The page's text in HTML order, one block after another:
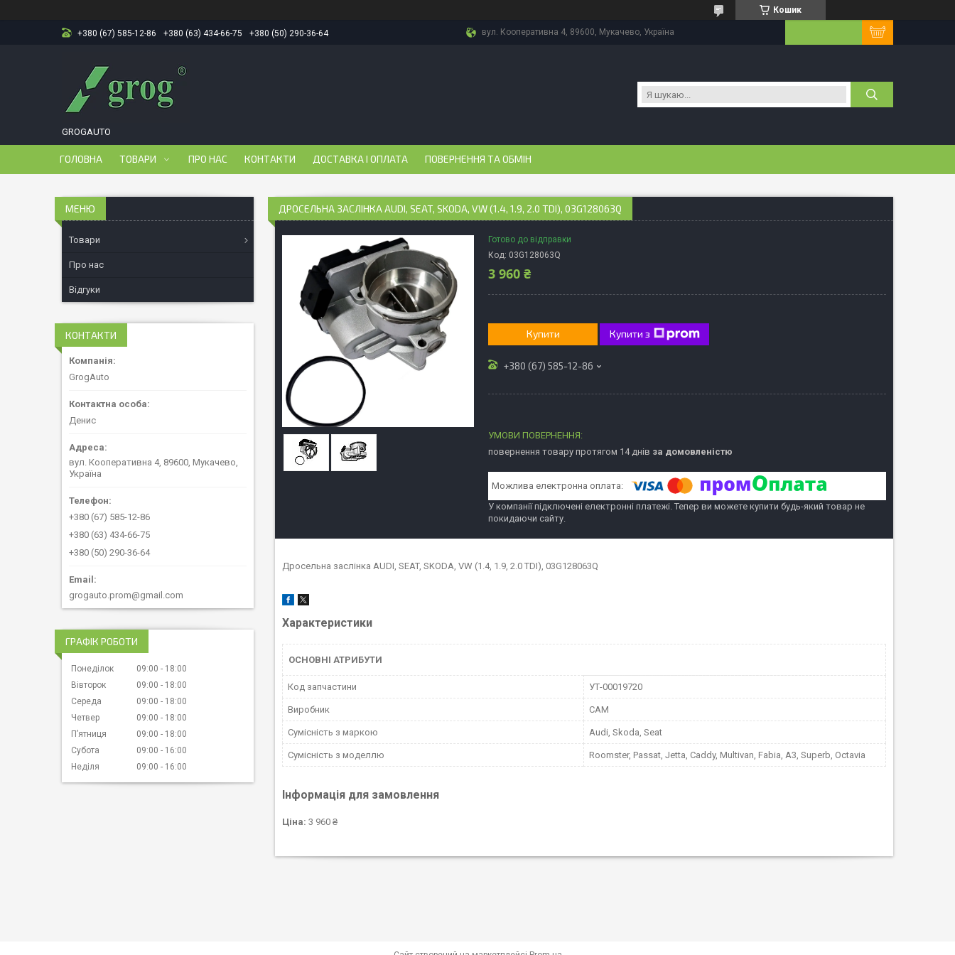
Кошик
+380 (67) 585-12-86 +380 (63) 434-66-75 +380 (50) 290-36-64 вул. Кооперативна 4, 89600, Мукачево, Україна
GROGAUTO
ГОЛОВНА ТОВАРИ ПРО НАС КОНТАКТИ ДОСТАВКА І ОПЛАТА ПОВЕРНЕННЯ ТА ОБМІН
ДРОСЕЛЬНА ЗАСЛІНКА AUDI, SEAT, SKODA, VW (1.4, 1.9, 2.0 TDI), 03G128063Q
Готово до відправки
Код: 03G128063Q
3 960 ₴
Купити Купити з
+380 (67) 585-12-86
повернення товару протягом 14 днів за домовленістю
У компанії підключені електронні платежі. Тепер ви можете купити будь-який товар не
покидаючи сайту.
Дросельна заслінка AUDI, SEAT, SKODA, VW (1.4, 1.9, 2.0 TDI), 03G128063Q
Характеристики
ОСНОВНІ АТРИБУТИ
Код запчастини УТ-00019720
Виробник CAM
Сумісність з маркою Audi, Skoda, Seat
Сумісність з моделлю Roomster, Passat, Jetta, Caddy, Multivan, Fabia, A3, Superb, Octavia
Інформація для замовлення
Ціна: 3 960 ₴
Товари
Про нас
Відгуки
КОНТАКТИ
GrogAuto
Денис
вул. Кооперативна 4, 89600, Мукачево,
Україна
+380 (67) 585-12-86
+380 (63) 434-66-75
+380 (50) 290-36-64
grogauto.prom@gmail.com
ГРАФІК РОБОТИ
Понеділок 09:00
18:00
Вівторок
09:00
18:00
Середа
09:00
18:00
Четвер
09:00
18:00
Пʼятниця
09:00
18:00
Субота
09:00
16:00
Неділя
09:00 16:00